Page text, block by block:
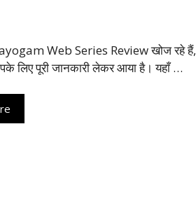
Web Series Review खोज रहे हैं,
लिए पूरी जानकारी लेकर आया है। यहाँ …